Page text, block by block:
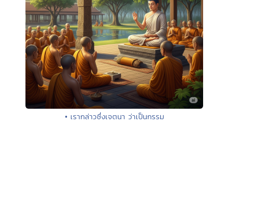
• เรากล่าวซึ่งเจตนา ว่าเป็นกรรม